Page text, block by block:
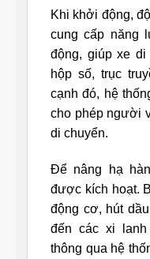
Khi khởi động,
cung cấp năng
động, giúp xe di
hộp số, trục
cạnh đó, hệ
cho phép người
di chuyển.
Để nâng hạ
được kích hoạt.
động cơ, hút
đến các xi
thông qua hệ